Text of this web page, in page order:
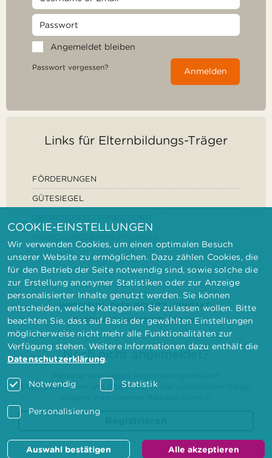
Angemeldet bleiben
Passwort vergessen? Anmelden
Links für Elternbildungs-Träger
FÖRDERUNGEN
GÜTESIEGEL
IMPRESSUM DATENSCHUTZ
KONTAKT
BARRIEREFREIHEITSERKLÄRUNG
Noch nicht angemeldet?
Elternbilderinnen und Elternbildner der geförderten Träger
COOKIE-EINSTELLUNGEN
Wir verwenden Cookies, um einen optimalen Besuch
unserer Website zu ermöglichen. Dazu zählen Cookies, die
für den Betrieb der Seite notwendig sind, sowie solche die
zur Erstellung anonymer Statistiken oder zur Anzeige
personalisierter Inhalte genutzt werden. Sie können
entscheiden, welche Kategorien Sie zulassen wollen. Bitte
beachten Sie, dass auf Basis der gewählten Einstellungen
möglicherweise nicht mehr alle Funktionalitäten zur
Verfügung stehen. Weitere Informationen dazu enthält die
Datenschutzerklärung.
Notwendig Statistik
Personalisierung
Auswahl bestätigen Alle akzeptieren